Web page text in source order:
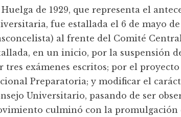
Huelga de 1929, que representa el
fue estallada el 6 de mayo
al frente del Comité
en un inicio, por la suspensión
tres exámenes escritos; por el
Preparatoria; y modificar el
Universitario, pasando de ser
culminó con la